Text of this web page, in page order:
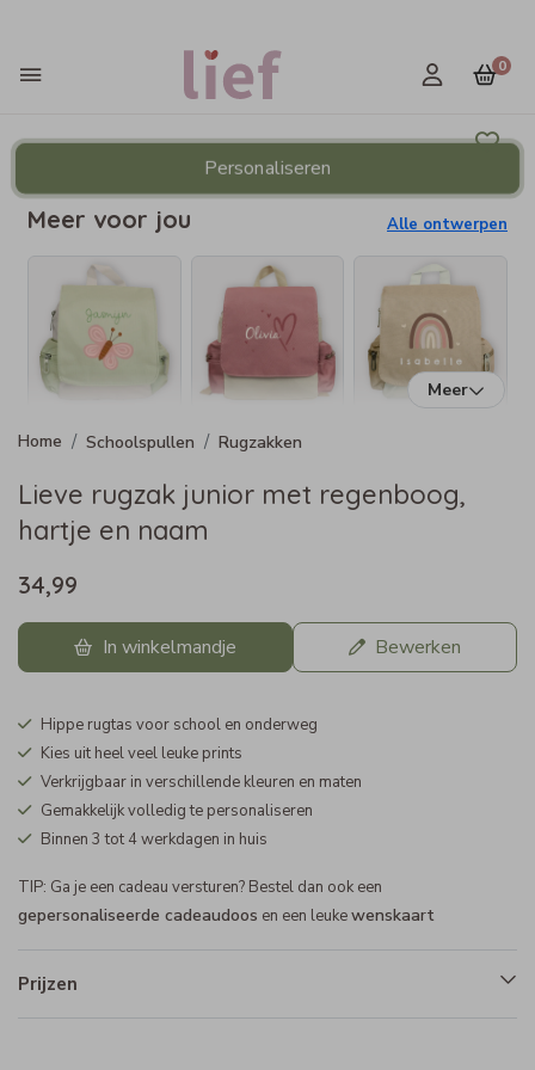
0
Personaliseren
Meer voor jou Alle ontwerpen
Meer
Schoolspullen Rugzakken
Lieve rugzak junior met regenboog,
hartje en naam
34,99
In winkelmandje Bewerken
Hippe rugtas voor school en onderweg
Kies uit heel veel leuke prints
Verkrijgbaar in verschillende kleuren en maten
Gemakkelijk volledig te personaliseren
Binnen 3 tot 4 werkdagen in huis
TIP: Ga je een cadeau versturen? Bestel dan ook een
gepersonaliseerde cadeaudoos en een leukewenskaart
Prijzen